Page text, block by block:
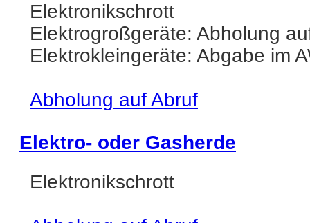
Elektronikschrott
Elektrogroßgeräte: Abholung
Elektrokleingeräte: Abgabe im
Abholung auf Abruf
Elektro- oder Gasherde
Elektronikschrott